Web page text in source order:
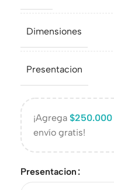
Dimensiones
Presentacion
¡Agrega $250.000
envío gratis!
Presentacion